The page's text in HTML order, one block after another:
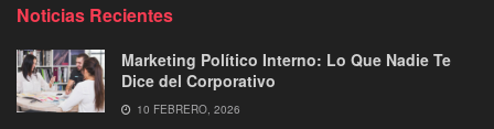
Noticias Recientes
Marketing Político Interno: Lo Que Nadie Te
Dice del Corporativo
10 FEBRERO, 2026